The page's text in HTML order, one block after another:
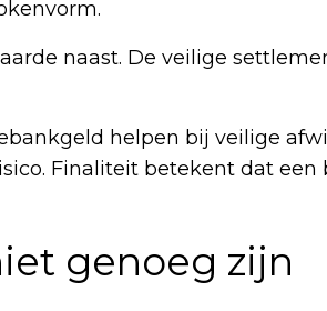
naast. De veilige
helpen bij veilige
Finaliteit betekent dat een
genoeg zijn